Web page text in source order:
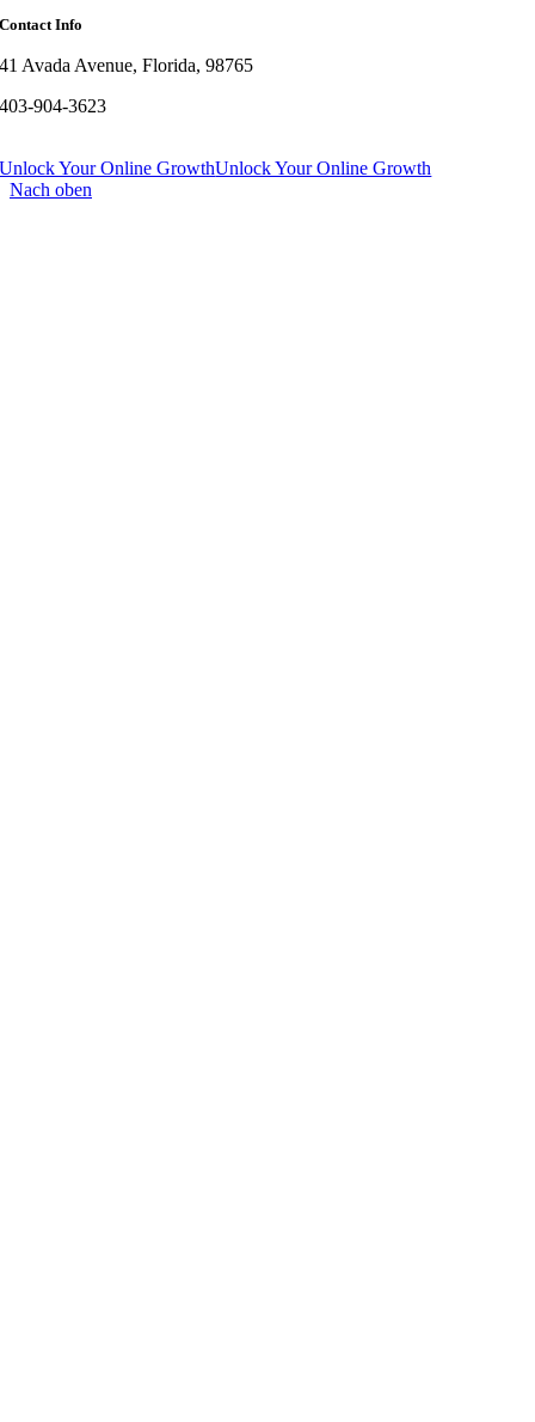
Contact Info
41 Avada Avenue, Florida, 98765
403-904-3623
Unlock Your Online GrowthUnlock Your Online Growth
Nach oben